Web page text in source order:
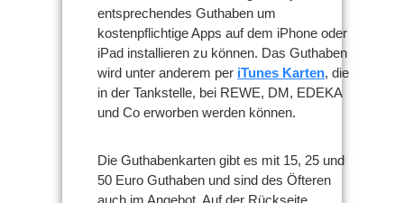
entsprechendes Guthaben um
kostenpflichtige Apps auf dem iPhone oder
iPad installieren zu können. Das Guthaben
wird unter anderem per iTunes Karten, die
in der Tankstelle, bei REWE, DM, EDEKA
und Co erworben werden können.
Die Guthabenkarten gibt es mit 15, 25 und
50 Euro Guthaben und sind des Öfteren